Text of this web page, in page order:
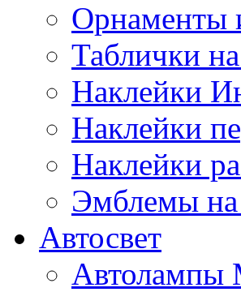
Орнаменты
Таблички
Наклейки
Наклейки
Наклейки
Эмблемы на
Автосвет